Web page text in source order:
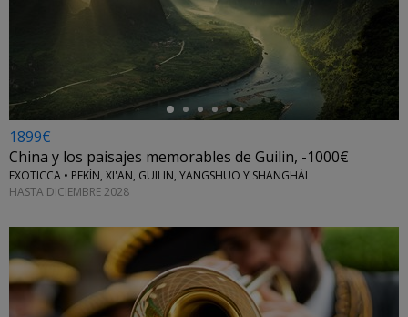
1899€
China y los paisajes memorables de Guilin, -1000€
EXOTICCA • PEKÍN, XI'AN, GUILIN, YANGSHUO Y SHANGHÁI
HASTA DICIEMBRE 2028